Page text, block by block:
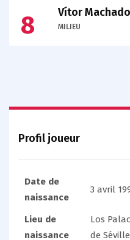
Vítor
MILIEU
8
Profil joueur
Date de
naissance
3 avril
Lieu de
naissance
Los
de